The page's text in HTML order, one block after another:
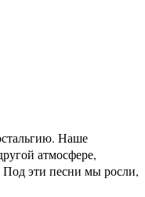
Наше
атмосфере,
эти песни мы росли,